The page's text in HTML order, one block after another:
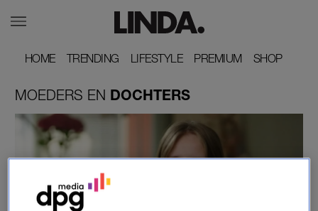
HOME
HOME TRENDING
TRENDING LIFESTYLE
LIFESTYLE PREMIUM
PREMIUM SHOP
SHOP
MOEDERS EN DOCHTERS